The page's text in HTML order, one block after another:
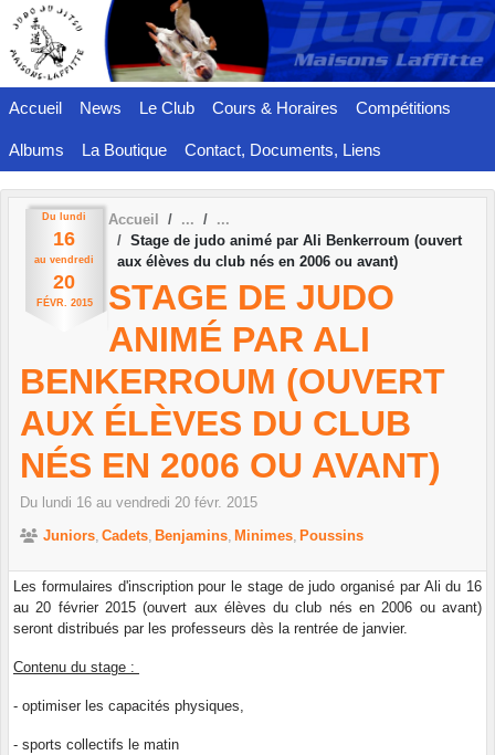
Accueil News Le Club Cours & Horaires Compétitions
Albums La Boutique Contact, Documents, Liens
Du lundi
16
au vendredi
20
FÉVR. 2015
Accueil
Stage de judo animé par Ali Benkerroum (ouvert
aux élèves du club nés en 2006 ou avant)
STAGE DE JUDO
ANIMÉ PAR ALI
BENKERROUM (OUVERT
AUX ÉLÈVES DU CLUB
NÉS EN 2006 OU AVANT)
Du lundi 16 au vendredi 20 févr. 2015
Juniors Cadets Benjamins Minimes Poussins
Les formulaires d'inscription pour le stage de judo organisé par Ali du 16
au 20 février 2015 (ouvert aux élèves du club nés en 2006 ou avant)
seront distribués par les professeurs dès la rentrée de janvier.
Contenu du stage :
- optimiser les capacités physiques,
- sports collectifs le matin
Panneau de gestion des cookies